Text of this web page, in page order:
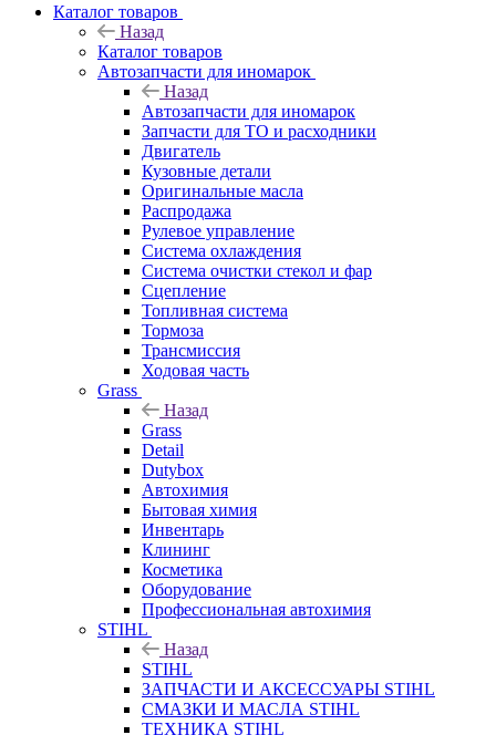
Каталог товаров
Назад
Каталог товаров
Автозапчасти для иномарок
Назад
Автозапчасти для иномарок
Запчасти для ТО и расходники
Двигатель
Кузовные детали
Оригинальные масла
Распродажа
Рулевое управление
Система охлаждения
Система очистки стекол и фар
Сцепление
Топливная система
Тормоза
Трансмиссия
Ходовая часть
Grass
Назад
Grass
Detail
Dutybox
Автохимия
Бытовая химия
Инвентарь
Клининг
Косметика
Оборудование
Профессиональная автохимия
STIHL
Назад
STIHL
ЗАПЧАСТИ И АКСЕССУАРЫ STIHL
СМАЗКИ И МАСЛА STIHL
ТЕХНИКА STIHL